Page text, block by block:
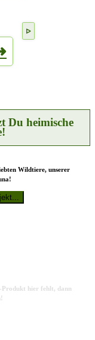
Du heimische
Wildtiere, unserer
hier fehlt, dann